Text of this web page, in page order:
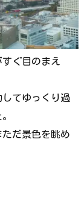
ぐ目のまえ
てゆっくり過
だ景色を眺め